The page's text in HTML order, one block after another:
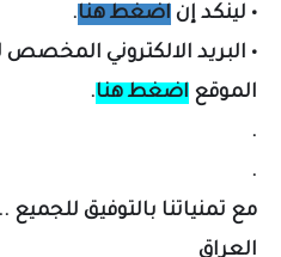
• لينكد إن اضغط هنا.
• البريد الالكتروني المخصص
الموقع اضغط هنا.
.
.
مع تمنياتنا بالتوفيق للجميع
العراق